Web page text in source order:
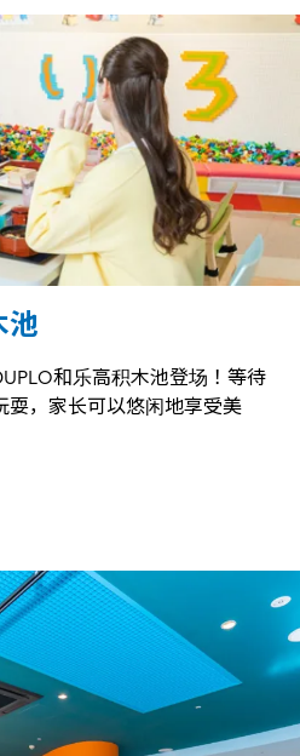
池
和乐高积木池登场！等待
耍，家长可以悠闲地享受美